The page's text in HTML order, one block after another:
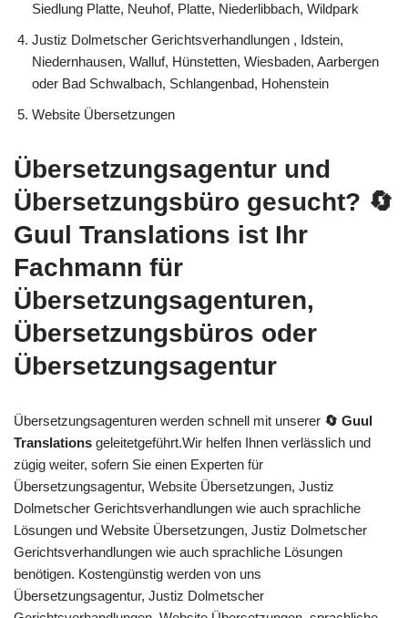
Siedlung Platte, Neuhof, Platte, Niederlibbach, Wildpark
Justiz Dolmetscher Gerichtsverhandlungen , Idstein,
Niedernhausen, Walluf, Hünstetten, Wiesbaden, Aarbergen
oder Bad Schwalbach, Schlangenbad, Hohenstein
Website Übersetzungen
Übersetzungsagentur und
Übersetzungsbüro gesucht? 🔄
Guul Translations ist Ihr
Fachmann für
Übersetzungsagenturen,
Übersetzungsbüros oder
Übersetzungsagentur
Übersetzungsagenturen werden schnell mit unserer 🔄 Guul
Translations geleitetgeführt.Wir helfen Ihnen verlässlich und
zügig weiter, sofern Sie einen Experten für
Übersetzungsagentur, Website Übersetzungen, Justiz
Dolmetscher Gerichtsverhandlungen wie auch sprachliche
Lösungen und Website Übersetzungen, Justiz Dolmetscher
Gerichtsverhandlungen wie auch sprachliche Lösungen
benötigen. Kostengünstig werden von uns
Übersetzungsagentur, Justiz Dolmetscher